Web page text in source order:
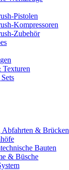
Pistolen
Kompressoren
Zubehör
Texturen
Abfahrten & Brücken
Bauten
& Büsche